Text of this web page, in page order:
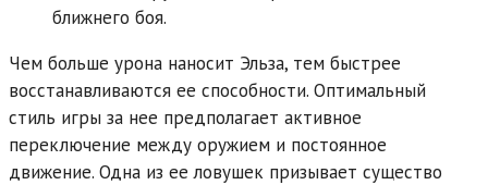
ближнего боя.
Чем больше урона наносит Эльза, тем быстрее
восстанавливаются ее способности. Оптимальный
стиль игры за нее предполагает активное
переключение между оружием и постоянное
движение. Одна из ее ловушек призывает существо